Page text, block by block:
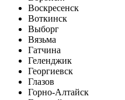
Воскресенск
Воткинск
Выборг
Вязьма
Гатчина
Геленджик
Георгиевск
Глазов
Горно-Алтайск